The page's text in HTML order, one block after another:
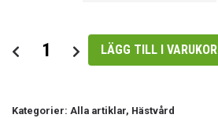
Halstäcke
Navy
LÄGG TILL I
Kategorier: Alla artiklar, Hästvård